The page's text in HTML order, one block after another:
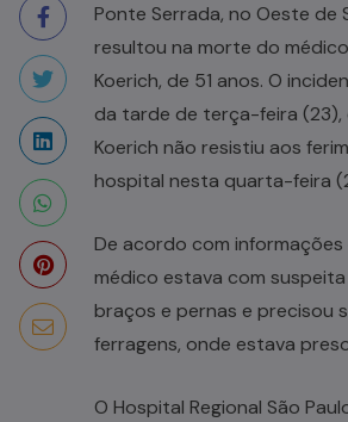
Ponte Serrada, no Oeste de
resultou na morte do
Koerich, de 51 anos. O
da tarde de terça-feira (23),
Koerich não resistiu aos
hospital nesta quarta-feira
De acordo com
médico estava com
braços e pernas e precisou
ferragens, onde estava
O Hospital Regional São